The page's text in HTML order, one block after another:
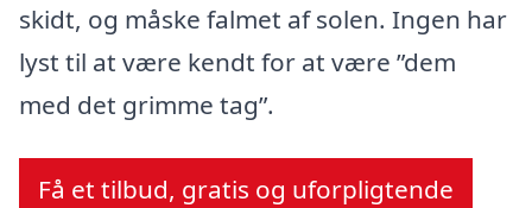
skidt, og måske falmet af solen. Ingen har
lyst til at være kendt for at være ”dem
med det grimme tag”.
Få et tilbud, gratis og uforpligtende